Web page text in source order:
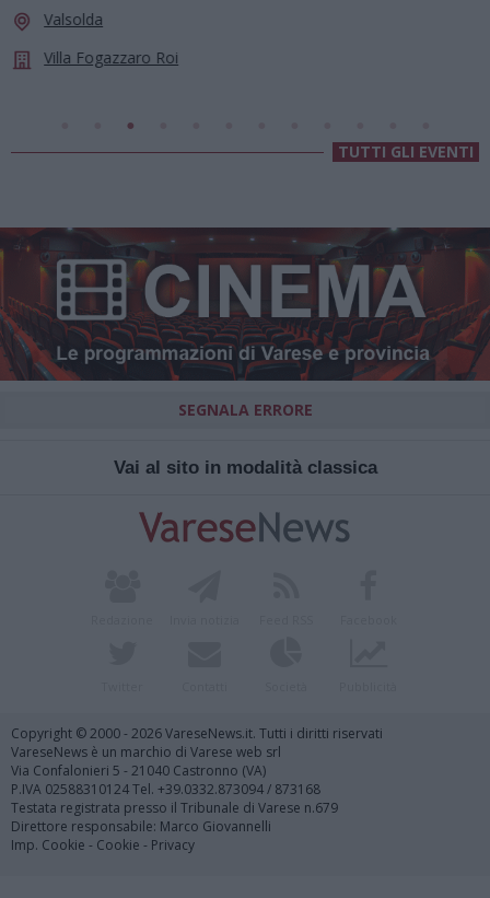
Valsolda
Villa Fogazzaro Roi
TUTTI GLI EVENTI
SEGNALA ERRORE
Vai al sito in modalità classica
Copyright © 2000 - 2026 VareseNews.it. Tutti i diritti riservati
VareseNews è un marchio di Varese web srl
Via Confalonieri 5 - 21040 Castronno (VA)
P.IVA 02588310124 Tel. +39.0332.873094 / 873168
Testata registrata presso il Tribunale di Varese n.679
Direttore responsabile: Marco Giovannelli
Imp. Cookie - Cookie - Privacy